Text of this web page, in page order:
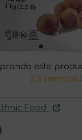
este
2.5 menttos !
Food